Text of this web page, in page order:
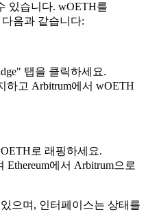
있습니다. wOETH를
음과 같습니다:
탭을 클릭하세요.
하고 Arbitrum에서 wOETH
로 래핑하세요.
에서 Arbitrum으로
으며, 인터페이스는 상태를